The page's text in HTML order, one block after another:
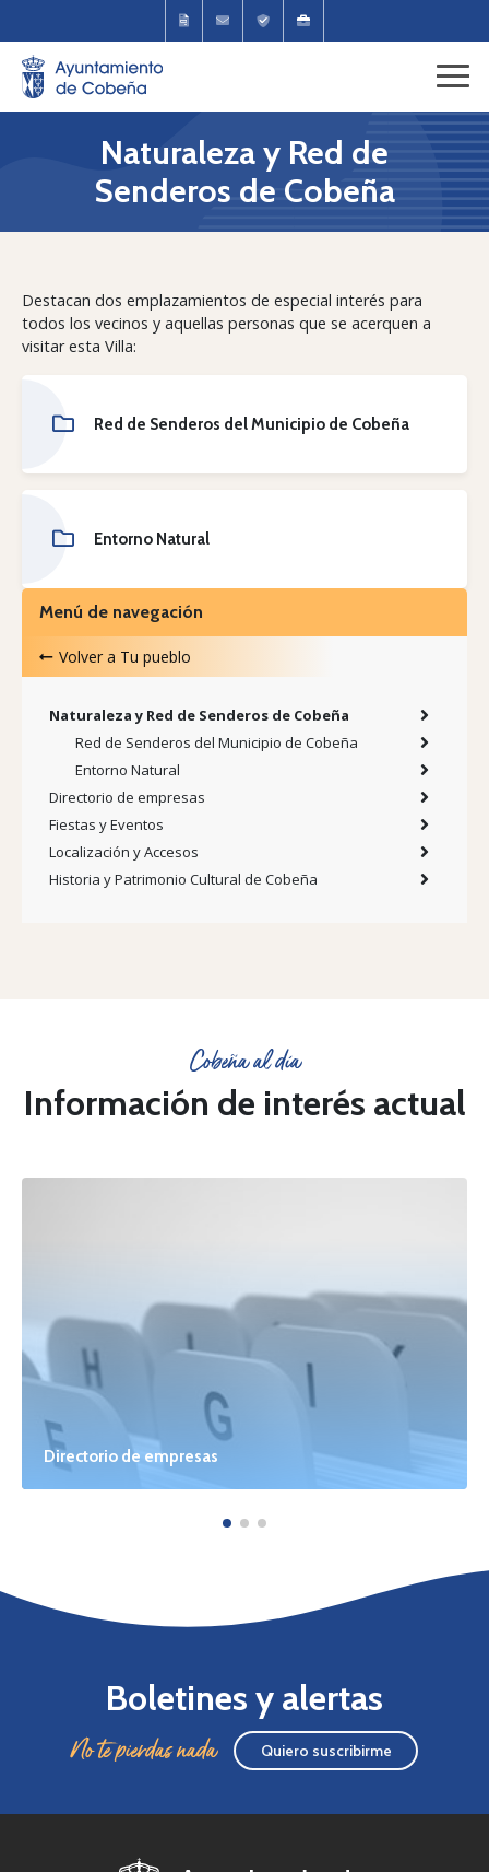
Naturaleza y Red de
Senderos de Cobeña
Destacan dos emplazamientos de especial interés para
todos los vecinos y aquellas personas que se acerquen a
visitar esta Villa:
Red de Senderos del Municipio de Cobeña
Entorno Natural
Menú de navegación
Volver a Tu pueblo
Naturaleza y Red de Senderos de Cobeña
Red de Senderos del Municipio de Cobeña
Entorno Natural
Directorio de empresas
Fiestas y Eventos
Localización y Accesos
Historia y Patrimonio Cultural de Cobeña
Cobeña al día
Información de interés actual
Directorio de empresas
Boletines y alertas
No te pierdas nada Quiero suscribirme